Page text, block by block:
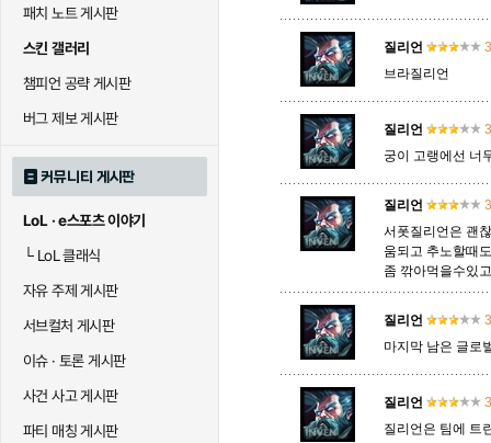
패치 노트 게시판
스킨 갤러리
챔피언 공략 게시판
버그 제보 게시판
커뮤니티 게시판
LoL · e스포츠 이야기
└LoL 클래식
자유 주제 게시판
서브컬처 게시판
이슈 · 토론 게시판
사건 사고 게시판
파티 매칭 게시판
말자하 말파이트 멜
바이 베이가 베인
블라디미르 블리츠크랭크 비에
세주아니 세트
시비르 신 짜오 신드
질리언
브라질리언
질리언
궁이 고랭에선 너
질리언
서폿질리언은 괜
움되고 추노할때
좀 깎아먹을수있고
질리언
마지막 남은 글로
질리언
질리언은 팀에 트